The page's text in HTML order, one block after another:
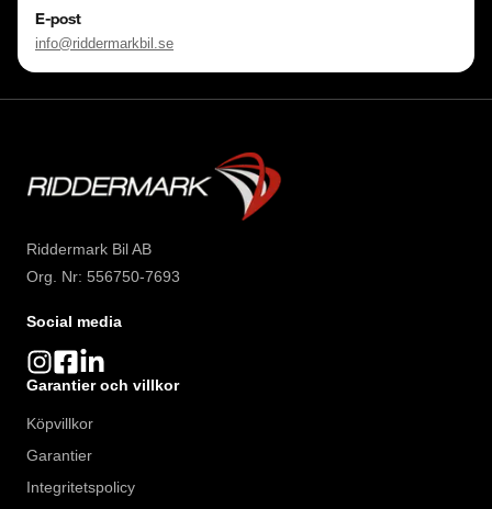
E-post
info@riddermarkbil.se
Riddermark Bil AB
Org. Nr: 556750-7693
Social media
Garantier och villkor
Köpvillkor
Garantier
Integritetspolicy